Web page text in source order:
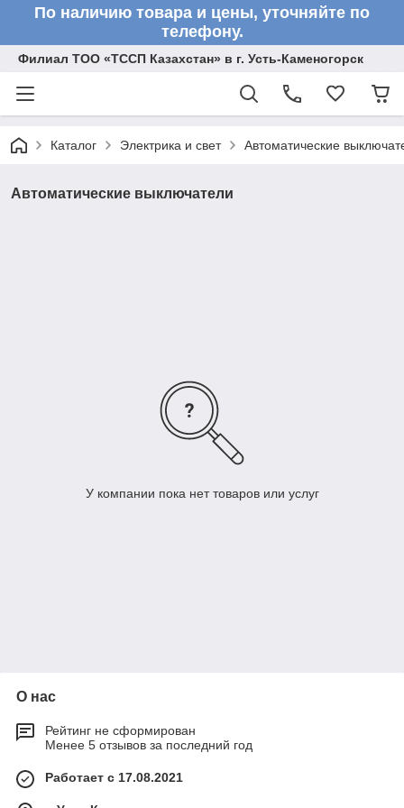
По наличию товара и цены, уточняйте по
телефону.
Филиал ТОО «ТССП Казахстан» в г. Усть-Каменогорск
Каталог Электрика и свет Автоматические
Автоматические выключатели
У компании пока нет товаров или услуг
О нас
Рейтинг не сформирован
Менее 5 отзывов за последний год
Работает с 17.08.2021